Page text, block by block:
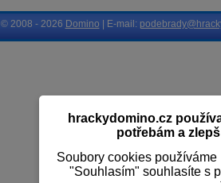
hrackydomino.cz
potřebám a
Soubory cookies
"Souhlasím" souhlasíte s
© 2008 - 2026 Domino | E-mail: